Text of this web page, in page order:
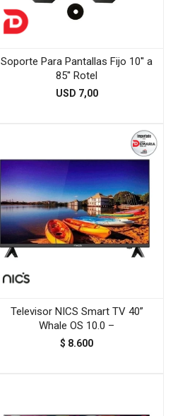
Soporte Para Pantallas Fijo 10'' a
85'' Rotel
USD 7,00
Televisor NICS Smart TV 40”
Whale OS 10.0 –
$ 8.600